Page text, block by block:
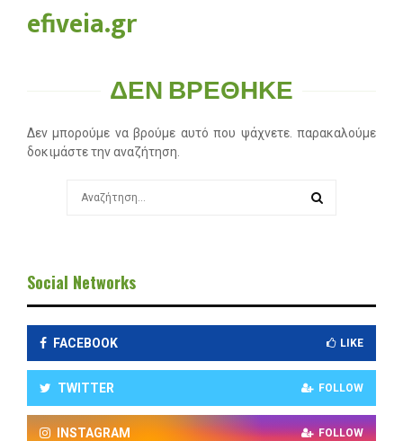
efiveia.gr
ΔΕΝ ΒΡΈΘΗΚΕ
Δεν μπορούμε να βρούμε αυτό που ψάχνετε. παρακαλούμε
δοκιμάστε την αναζήτηση.
Social Networks
FACEBOOK LIKE
TWITTER FOLLOW
INSTAGRAM FOLLOW